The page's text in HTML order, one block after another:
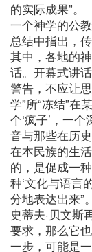
的实际成果”。
一个神学的公
总结中指出，
其中，各地的
话。开幕式讲
警告，不应让
学”所“冻结”在
个‘疯子’，一
音与那些在历
在本民族的生
的，是促成一
种‘文化与语言
分地表达出来”。
史蒂夫·贝文斯
要求，那么它
一步，可能是